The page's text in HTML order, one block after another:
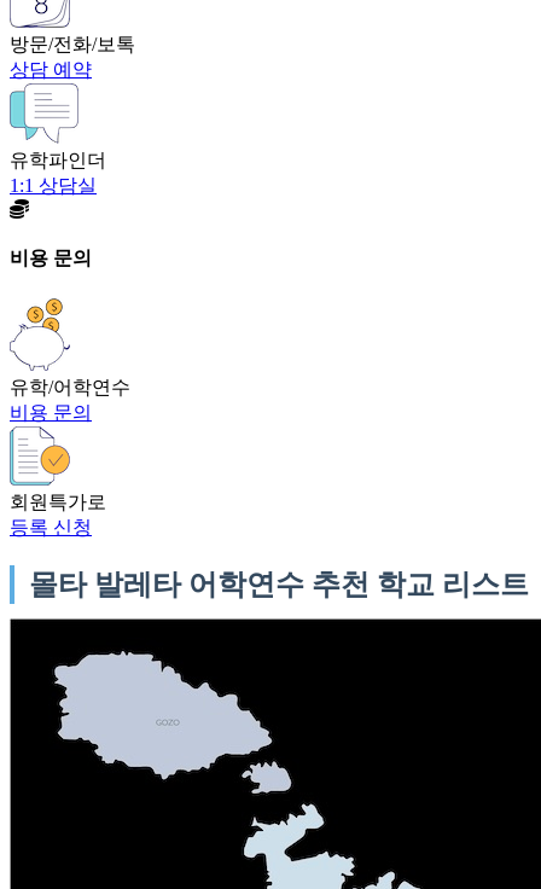
방문/전화/보톡
상담 예약
유학파인더
1:1 상담실
비용 문의
유학/어학연수
비용 문의
회원특가로
등록 신청
몰타 발레타 어학연수 추천 학교 리스트